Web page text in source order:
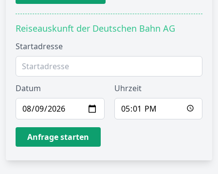
Reiseauskunft der Deutschen Bahn AG
Startadresse
Datum Uhrzeit
Anfrage starten